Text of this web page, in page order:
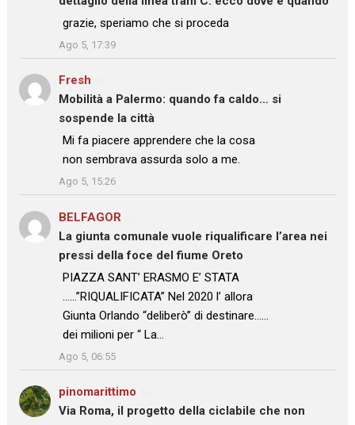
: “
grazie, speriamo che si proceda
”
Ago 5, 17:39
Fresh
Mobilità a Palermo: quando fa caldo… si
sospende la città
: “Mi fa piacere apprendere che la cosa
non sembrava assurda solo a me.
”
Ago 5, 15:26
BELFAGOR
La giunta comunale vuole riqualificare l’area nei
pressi della foce del fiume Oreto
: “
PIAZZA SANT’ ERASMO E’ STATA
……”RIQUALIFICATA” Nel 2020 l’ allora
Giunta Orlando “deliberò” di destinare……
dei milioni per “ La…
”
Ago 5, 06:55
pinomarittimo
Via Roma, il progetto della ciclabile che non